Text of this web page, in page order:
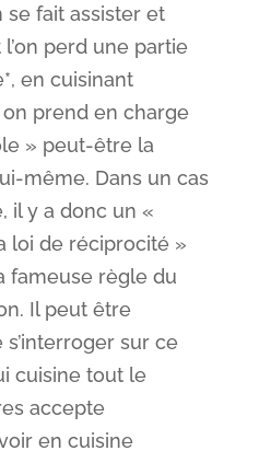
se fait assister et
perd une partie
en cuisinant
prend en charge
» peut-être la
même. Dans un cas
il y a donc un «
loi de réciprocité »
fameuse règle du
Il peut être
sur ce
cuisine tout le
accepte
en cuisine